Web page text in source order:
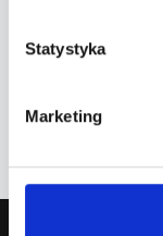
Statystyka
Marketing